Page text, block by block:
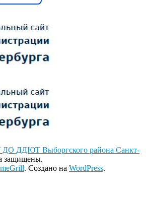
ДО ДДЮТ Выборгского района Санкт-
защищены.
. Создано на WordPress.